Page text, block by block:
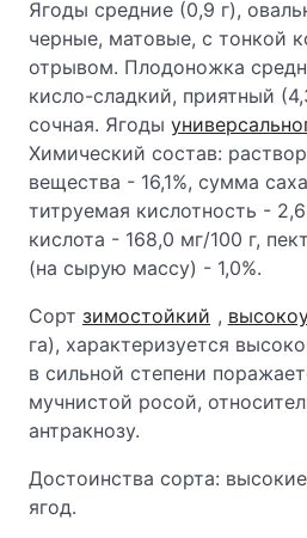
Ягоды средние (0,9 г),
черные, матовые, с тонкой
отрывом. Плодоножка
кисло-сладкий, приятный
сочная. Ягоды
Химический состав:
вещества - 16,1%, сумма
титруемая кислотность -
кислота - 168,0 мг/100 г,
(на сырую массу) - 1,0%.
Сорт зимостойкий ,
га), характеризуется
в сильной степени
мучнистой росой,
антракнозу.
Достоинства сорта:
ягод.